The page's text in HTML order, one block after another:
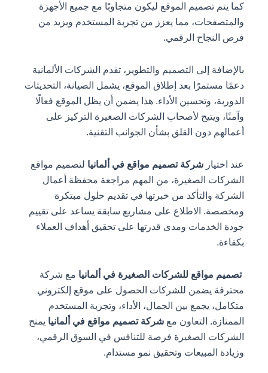
كما يتم تصميم الموقع ليكون متجاوبًا مع جميع الأجهزة
والمتصفحات، مما يعزز من تجربة المستخدم ويزيد من
فرص النجاح الرقمي.
بالإضافة إلى التصميم والتطوير، تقدم الشركات الألمانية
دعمًا مستمرًا بعد إطلاق الموقع، يشمل الصيانة، التحديثات
الدورية، وتحسين الأداء. هذا يضمن أن يظل الموقع فعالًا
وآمنًا، ويتيح لأصحاب الشركات الصغيرة التركيز على
أعمالهم دون القلق بشأن الجوانب التقنية.
عند اختيارشركة تصميم مواقع في ألمانيالتصميم مواقع
الشركات الصغيرة، من المهم مراجعة محفظة أعمال
الشركة والتأكد من خبرتها في تقديم حلول مبتكرة
ومخصصة. الاطلاع على مشاريع سابقة يساعد على تقييم
جودة الخدمات ومدى قدرتها على تحقيق أهداف العملاء
بكفاءة.
تصميم مواقع للشركات الصغيرة في ألمانيامع شركة
محترفة يضمن للشركات الحصول على موقع إلكتروني
متكامل، يجمع بين الجمال، الأداء، وتجربة المستخدم
الممتازة. التعاون معشركة تصميم مواقع في ألمانيايمنح
الشركات الصغيرة فرصة للتنافس في السوق الرقمي،
وزيادة المبيعات وتحقيق نمو مستدام.